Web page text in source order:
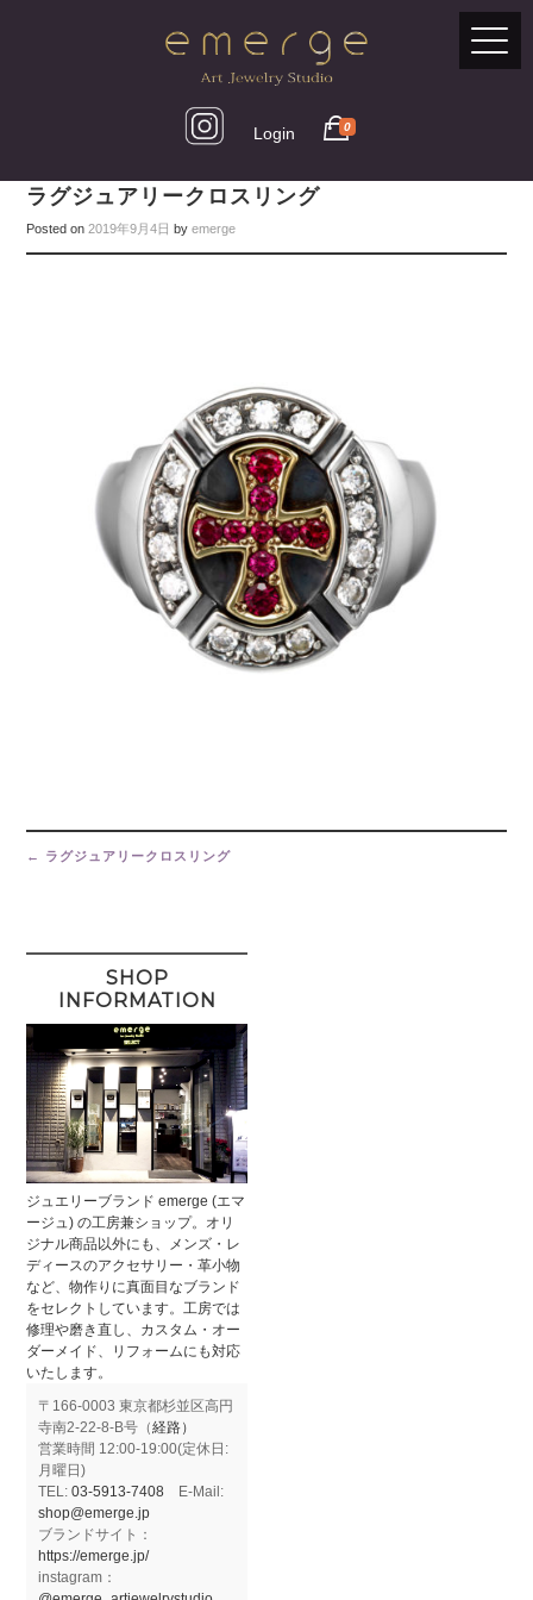
Login 0
ラグジュアリークロスリング
Posted on2019年9月4日 byemerge
Post
navigation
← ラグジュアリークロスリング
SHOP
INFORMATION
ジュエリーブランド emerge (エマ
ージュ) の工房兼ショップ。オリ
ジナル商品以外にも、メンズ・レ
ディースのアクセサリー・革小物
など、物作りに真面目なブランド
をセレクトしています。工房では
修理や磨き直し、カスタム・オー
ダーメイド、リフォームにも対応
いたします。
〒166-0003 東京都杉並区高円
寺南2-22-8-B号（経路）
営業時間 12:00-19:00(定休日:
月曜日)
TEL:03-5913-7408 E-Mail:
shop@emerge.jp
ブランドサイト：
https://emerge.jp/
instagram：